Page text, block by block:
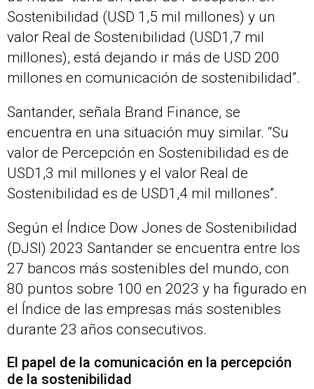
Sostenibilidad (USD 1,5 mil millones) y un
valor Real de Sostenibilidad (USD1,7 mil
millones), está dejando ir más de USD 200
millones en comunicación de sostenibilidad”.
Santander, señala Brand Finance, se
encuentra en una situación muy similar. “Su
valor de Percepción en Sostenibilidad es de
USD1,3 mil millones y el valor Real de
Sostenibilidad es de USD1,4 mil millones”.
Según el Índice Dow Jones de Sostenibilidad
(DJSI) 2023 Santander se encuentra entre los
27 bancos más sostenibles del mundo, con
80 puntos sobre 100 en 2023 y ha figurado en
el Índice de las empresas más sostenibles
durante 23 años consecutivos.
El papel de la comunicación en la percepción
de la sostenibilidad